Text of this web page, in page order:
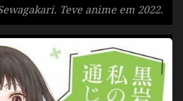
Teve anime em 2022.